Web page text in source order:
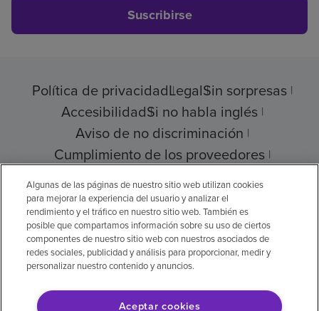
Suscribirse
Política de privacidadLegalSin sorpresas
AccesibilidadSi no habla inglés
Aviso de no discriminación
Cumplimiento de los proveedores
Transparencia de precios
© 2026 Encompass Health Corporation
Preferencias de cookies
Algunas de las páginas de nuestro sitio web utilizan cookies
para mejorar la experiencia del usuario y analizar el
rendimiento y el tráfico en nuestro sitio web. También es
posible que compartamos información sobre su uso de ciertos
componentes de nuestro sitio web con nuestros asociados de
redes sociales, publicidad y análisis para proporcionar, medir y
personalizar nuestro contenido y anuncios.
Aceptar cookies